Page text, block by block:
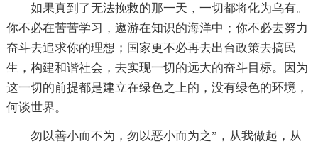
如果真到了无法挽救的那一天，一切都将化为乌有。
你不必在苦苦学习，遨游在知识的海洋中；你不必去努力
奋斗去追求你的理想；国家更不必再去出台政策去搞民
生，构建和谐社会，去实现一切的远大的奋斗目标。因为
这一切的前提都是建立在绿色之上的，没有绿色的环境，
何谈世界。
勿以善小而不为，勿以恶小而为之”，从我做起，从